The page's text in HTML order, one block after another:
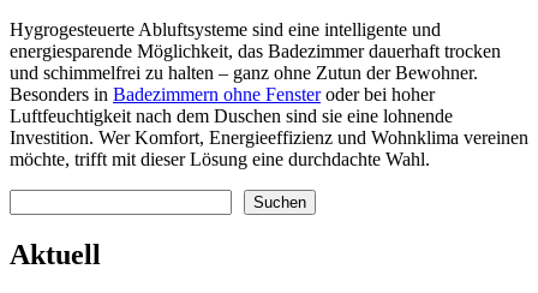
Hygrogesteuerte Abluftsysteme sind eine intelligente und
energiesparende Möglichkeit, das Badezimmer dauerhaft trocken
und schimmelfrei zu halten – ganz ohne Zutun der Bewohner.
Besonders in Badezimmern ohne Fensteroder bei hoher
Luftfeuchtigkeit nach dem Duschen sind sie eine lohnende
Investition. Wer Komfort, Energieeffizienz und Wohnklima vereinen
möchte, trifft mit dieser Lösung eine durchdachte Wahl.
Suchen
Aktuell